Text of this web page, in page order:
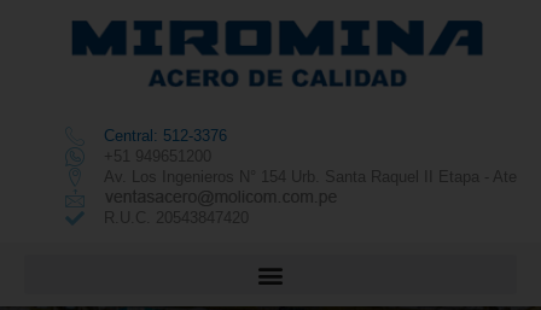
Central: 512-3376
+51 949651200
Av. Los Ingenieros N° 154 Urb. Santa Raquel II Etapa - Ate
R.U.C. 20543847420